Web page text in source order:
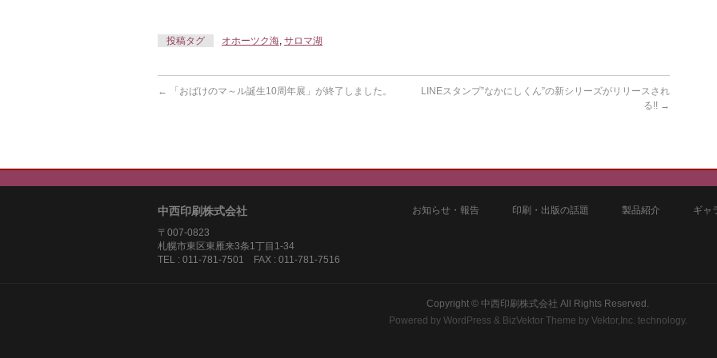
投稿タグ オホーツク海, サロマ湖
← 「おばけのマ～ル誕生10周年展」が終了しました。
LINEスタンプ”なかにしくん”の新シリーズがリリースされ
る!! →
中西印刷株式会社
〒007-0823
札幌市東区東雁来3条1丁目1-34
TEL : 011-781-7501 FAX : 011-781-7516
お知らせ・報告 印刷・出版の話題 製品紹介 ギャ
Copyright © 中西印刷株式会社 All Rights Reserved.
Powered by WordPress & BizVektor Theme by Vektor,Inc. technology.